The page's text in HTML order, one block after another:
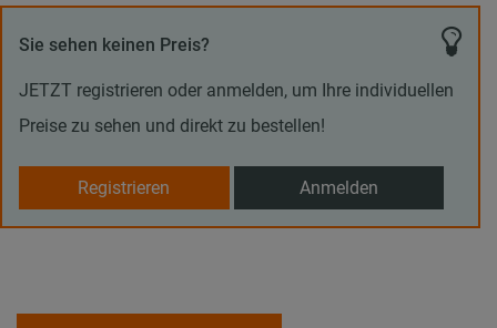
Sie sehen keinen Preis?
JETZT registrieren oder anmelden, um Ihre individuellen
Preise zu sehen und direkt zu bestellen!
Registrieren Anmelden